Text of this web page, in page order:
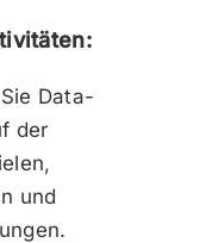
Data-
der
und